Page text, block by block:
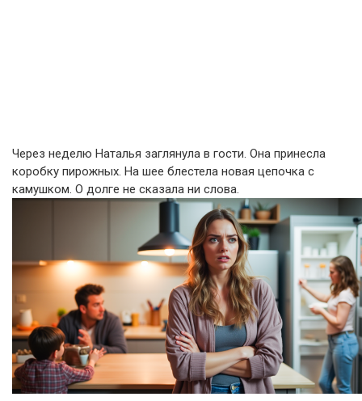
Через неделю Наталья заглянула в гости. Она принесла
коробку пирожных. На шее блестела новая цепочка с
камушком. О долге не сказала ни слова.